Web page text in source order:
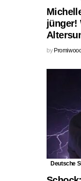
jünger!
by Promiwood
Deutsche